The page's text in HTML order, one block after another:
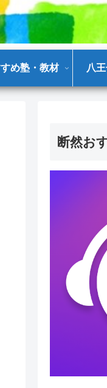
め塾・教材 八
断然お